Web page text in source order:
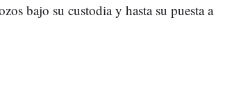
bajo su custodia y hasta su puesta a